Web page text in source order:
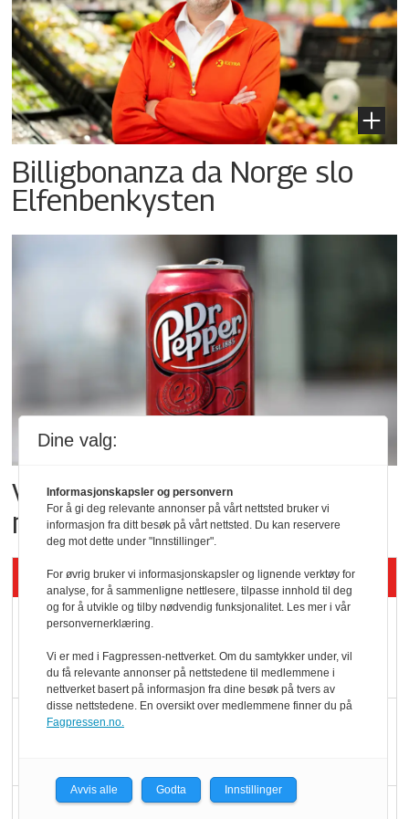
Billigbonanza da Norge slo
Elfenbenkysten
Vil vokse i brusmarkedet
med Dr Pepper
Siste artikler - KBS
Mat er viktigere enn
pris når elbilister
velger ladestopp
Potetball, kylling og 98
Dine valg:
Informasjonskapsler og personvern
For å gi deg relevante annonser på vårt nettsted bruker vi
informasjon fra ditt besøk på vårt nettsted. Du kan reservere
deg mot dette under "Innstillinger".
For øvrig bruker vi informasjonskapsler og lignende verktøy for
analyse, for å sammenligne nettlesere, tilpasse innhold til deg
og for å utvikle og tilby nødvendig funksjonalitet. Les mer i vår
personvernerklæring.
Vi er med i Fagpressen-nettverket. Om du samtykker under, vil
du få relevante annonser på nettstedene til medlemmene i
nettverket basert på informasjon fra dine besøk på tvers av
disse nettstedene. En oversikt over medlemmene finner du på
Fagpressen.no.
Avvis alle Godta Innstillinger